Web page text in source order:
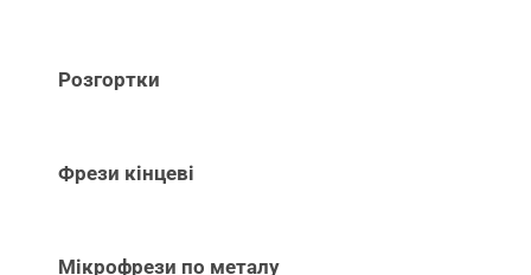
Розгортки
Фрези кінцеві
Мікрофрези по металу